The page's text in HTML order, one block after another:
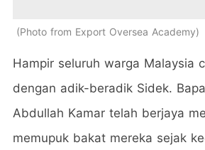
Photo from Export Oversea Academy
Hampir seluruh warga Malaysia
dengan adik-beradik Sidek.
Abdullah Kamar telah berjaya
memupuk bakat mereka sejak